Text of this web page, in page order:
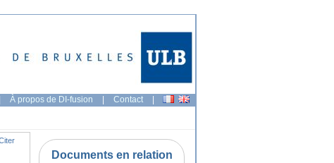
À propos de DI-fusion | Contact |
Documents en relation